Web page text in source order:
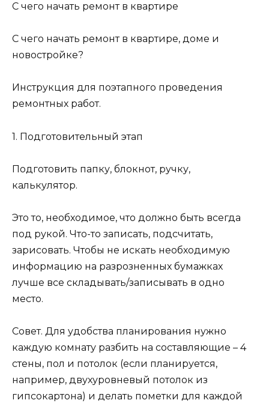
С чего начать ремонт в квартире
С чего начать ремонт в квартире, доме и
новостройке?
Инструкция для поэтапного проведения
ремонтных работ.
1. Подготовительный этап
Подготовить папку, блокнот, ручку,
калькулятор.
Это то, необходимое, что должно быть всегда
под рукой. Что-то записать, подсчитать,
зарисовать. Чтобы не искать необходимую
информацию на разрозненных бумажках
лучше все складывать/записывать в одно
место.
Совет. Для удобства планирования нужно
каждую комнату разбить на составляющие – 4
стены, пол и потолок (если планируется,
например, двухуровневый потолок из
гипсокартона) и делать пометки для каждой